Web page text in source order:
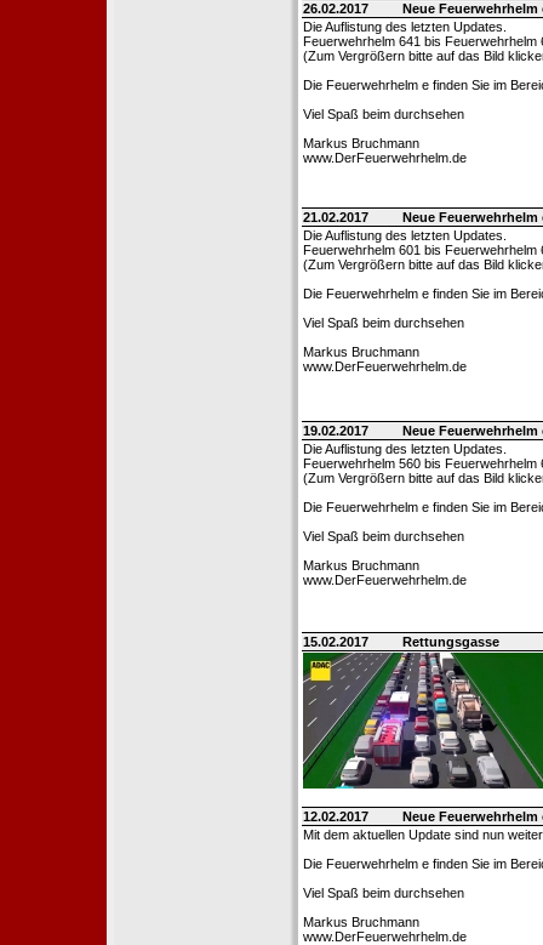
26.02.2017
Neue
Die Auflistung des letzten Updates.
Feuerwehrhelm 641 bis Feuerwehrhelm
(Zum Vergrößern bitte auf das Bild
Die Feuerwehrhelm e finden Sie im
Viel Spaß beim durchsehen
Markus Bruchmann
www.DerFeuerwehrhelm.de
21.02.2017
Neue
Die Auflistung des letzten Updates.
Feuerwehrhelm 601 bis Feuerwehrhelm
(Zum Vergrößern bitte auf das Bild
Die Feuerwehrhelm e finden Sie im
Viel Spaß beim durchsehen
Markus Bruchmann
www.DerFeuerwehrhelm.de
19.02.2017
Neue
Die Auflistung des letzten Updates.
Feuerwehrhelm 560 bis Feuerwehrhelm
(Zum Vergrößern bitte auf das Bild
Die Feuerwehrhelm e finden Sie im
Viel Spaß beim durchsehen
Markus Bruchmann
www.DerFeuerwehrhelm.de
15.02.2017 Rettungsgasse
12.02.2017
Neue
Mit dem aktuellen Update sind nun
Die Feuerwehrhelm e finden Sie im
Viel Spaß beim durchsehen
Markus Bruchmann
www.DerFeuerwehrhelm.de